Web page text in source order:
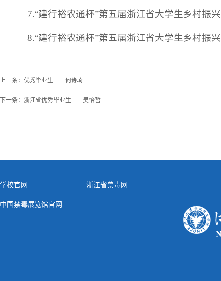
7.“建行裕农通杯”第五届浙江省大学生乡村振
8.“建行裕农通杯”第五届浙江省大学生乡村振
上一条： 优秀毕业生——何诗琦
下一条： 浙江省优秀毕业生——吴怡哲
学校官网
浙江省禁毒网
中国禁毒展览馆官网